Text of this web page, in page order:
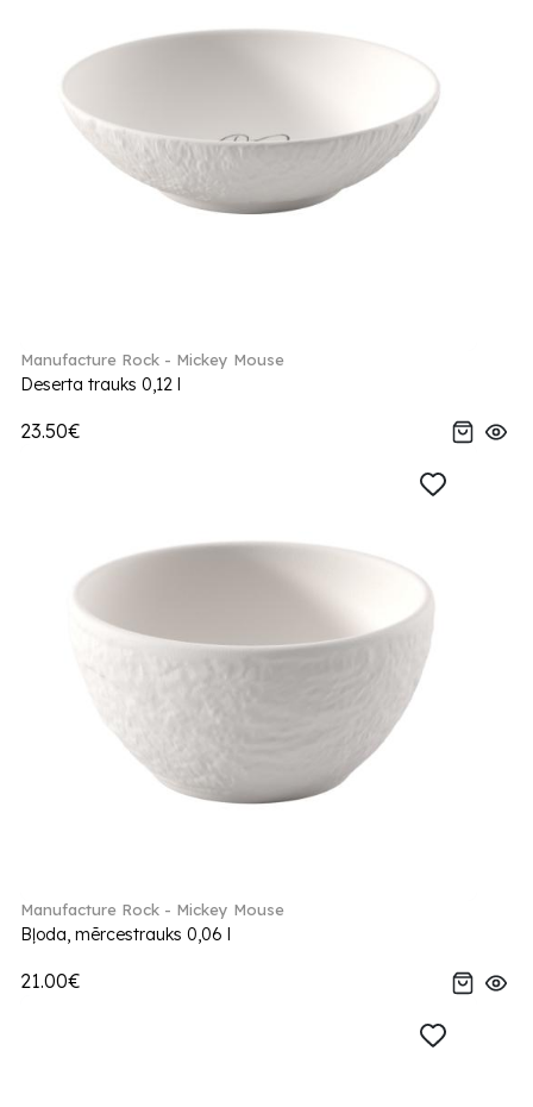
Manufacture Rock - Mickey Mouse
Deserta trauks 0,12 l
23.50€
Manufacture Rock - Mickey Mouse
Bļoda, mērcestrauks 0,06 l
21.00€